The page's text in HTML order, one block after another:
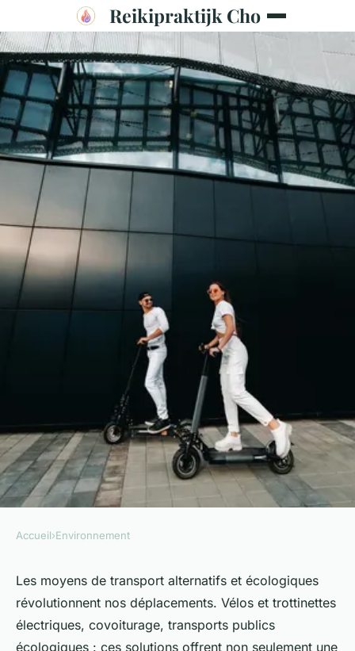
Reikipraktijk Cho
Découvrir les moyens de
transports alternatifs et
écologiques
Accueil›Environnement
Les moyens de transport alternatifs et écologiques
révolutionnent nos déplacements. Vélos et trottinettes
électriques, covoiturage, transports publics
écologiques : ces solutions offrent non seulement une